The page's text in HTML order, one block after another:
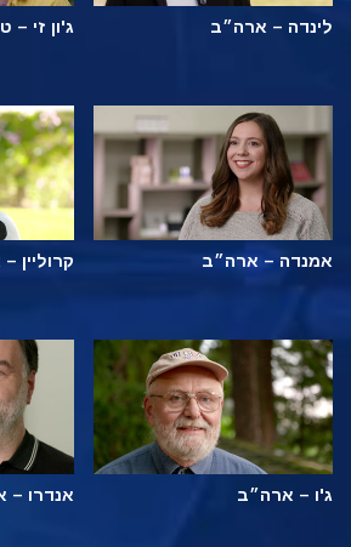
לינדה – ארה״ב ג'ון זי –
אמנדה – ארה״ב קרוליין
ג'ו – ארה״ב אנדרו –